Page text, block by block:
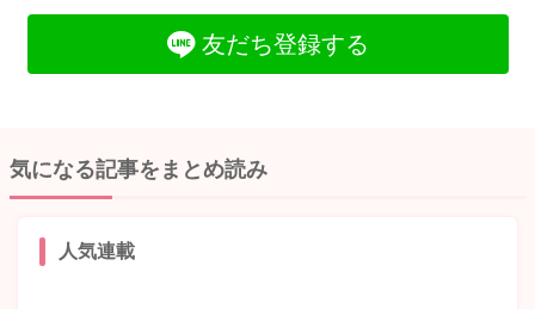
友だち登録する
気になる記事をまとめ読み
人気連載